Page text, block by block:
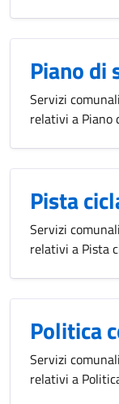
Piano di
Servizi
relativi a Piano
Pista
Servizi
relativi a Pista
Politica
Servizi
relativi a